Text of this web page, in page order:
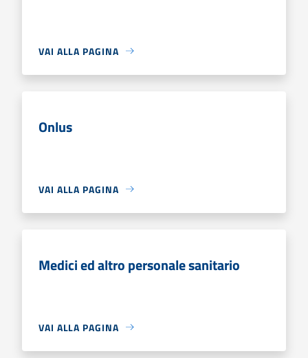
VAI ALLA PAGINA
Onlus
VAI ALLA PAGINA
Medici ed altro personale sanitario
VAI ALLA PAGINA